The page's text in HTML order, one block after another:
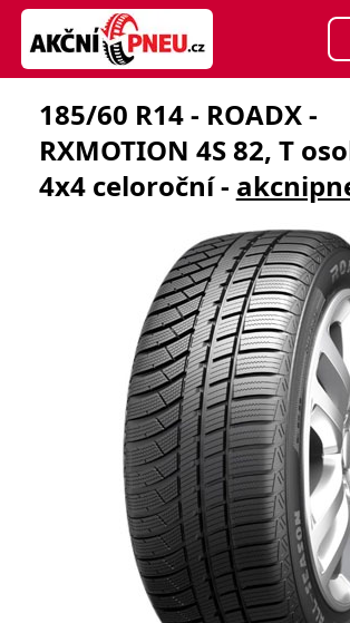
185/60 R14 - ROADX -
RXMOTION 4S 82, T
4x4 celoroční -